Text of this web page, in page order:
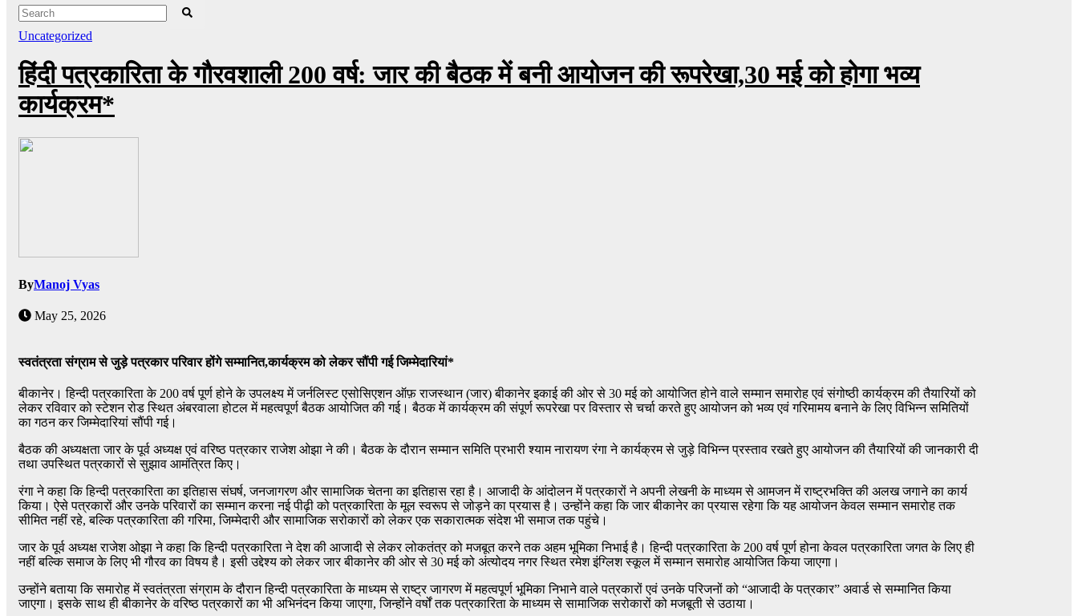
Uncategorized
हिंदी पत्रकारिता के गौरवशाली 200 वर्ष: जार की बैठक में बनी आयोजन की रूपरेखा,30 मई को होगा भव्य
कार्यक्रम*
ByManoj Vyas
May 25, 2026
स्वतंत्रता संग्राम से जुड़े पत्रकार परिवार होंगे सम्मानित,कार्यक्रम को लेकर सौंपी गई जिम्मेदारियां*
बीकानेर। हिन्दी पत्रकारिता के 200 वर्ष पूर्ण होने के उपलक्ष्य में जर्नलिस्ट एसोसिएशन ऑफ़ राजस्थान (जार) बीकानेर इकाई की ओर से 30 मई को आयोजित होने वाले सम्मान समारोह एवं संगोष्ठी कार्यक्रम की तैयारियों को
लेकर रविवार को स्टेशन रोड स्थित अंबरवाला होटल में महत्वपूर्ण बैठक आयोजित की गई। बैठक में कार्यक्रम की संपूर्ण रूपरेखा पर विस्तार से चर्चा करते हुए आयोजन को भव्य एवं गरिमामय बनाने के लिए विभिन्न समितियों
का गठन कर जिम्मेदारियां सौंपी गई।
बैठक की अध्यक्षता जार के पूर्व अध्यक्ष एवं वरिष्ठ पत्रकार राजेश ओझा ने की। बैठक के दौरान सम्मान समिति प्रभारी श्याम नारायण रंगा ने कार्यक्रम से जुड़े विभिन्न प्रस्ताव रखते हुए आयोजन की तैयारियों की जानकारी दी
तथा उपस्थित पत्रकारों से सुझाव आमंत्रित किए।
रंगा ने कहा कि हिन्दी पत्रकारिता का इतिहास संघर्ष, जनजागरण और सामाजिक चेतना का इतिहास रहा है। आजादी के आंदोलन में पत्रकारों ने अपनी लेखनी के माध्यम से आमजन में राष्ट्रभक्ति की अलख जगाने का कार्य
किया। ऐसे पत्रकारों और उनके परिवारों का सम्मान करना नई पीढ़ी को पत्रकारिता के मूल स्वरूप से जोड़ने का प्रयास है। उन्होंने कहा कि जार बीकानेर का प्रयास रहेगा कि यह आयोजन केवल सम्मान समारोह तक
सीमित नहीं रहे, बल्कि पत्रकारिता की गरिमा, जिम्मेदारी और सामाजिक सरोकारों को लेकर एक सकारात्मक संदेश भी समाज तक पहुंचे।
जार के पूर्व अध्यक्ष राजेश ओझा ने कहा कि हिन्दी पत्रकारिता ने देश की आजादी से लेकर लोकतंत्र को मजबूत करने तक अहम भूमिका निभाई है। हिन्दी पत्रकारिता के 200 वर्ष पूर्ण होना केवल पत्रकारिता जगत के लिए ही
नहीं बल्कि समाज के लिए भी गौरव का विषय है। इसी उद्देश्य को लेकर जार बीकानेर की ओर से 30 मई को अंत्योदय नगर स्थित रमेश इंग्लिश स्कूल में सम्मान समारोह आयोजित किया जाएगा।
उन्होंने बताया कि समारोह में स्वतंत्रता संग्राम के दौरान हिन्दी पत्रकारिता के माध्यम से राष्ट्र जागरण में महत्वपूर्ण भूमिका निभाने वाले पत्रकारों एवं उनके परिजनों को “आजादी के पत्रकार” अवार्ड से सम्मानित किया
जाएगा। इसके साथ ही बीकानेर के वरिष्ठ पत्रकारों का भी अभिनंदन किया जाएगा, जिन्होंने वर्षों तक पत्रकारिता के माध्यम से सामाजिक सरोकारों को मजबूती से उठाया।